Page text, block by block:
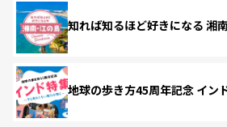
知れば知るほど好きになる 湘
地球の歩き方45周年記念 イン